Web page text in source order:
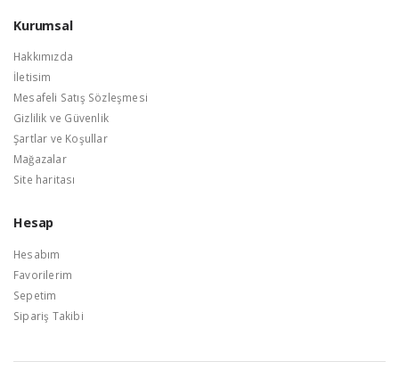
Kurumsal
Hakkımızda
İletisim
Mesafeli Satış Sözleşmesi
Gizlilik ve Güvenlik
Şartlar ve Koşullar
Mağazalar
Site haritası
Hesap
Hesabım
Favorilerim
Sepetim
Sipariş Takibi